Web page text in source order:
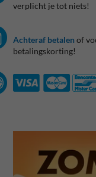
verplicht je tot niets!
Achteraf betalen of
betalingskorting!